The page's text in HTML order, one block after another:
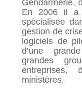
Gendarmerie,
En 2006 il a
spécialisée
gestion de
logiciels de
d’une
grandes
entreprises,
ministères.